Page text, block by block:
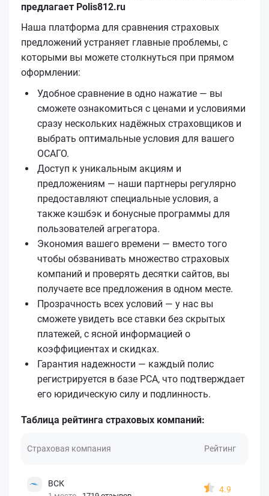
предлагает Polis812.ru
Наша платформа для сравнения страховых
предложений устраняет главные проблемы, с
которыми вы можете столкнуться при прямом
оформлении:
Удобное сравнение в одно нажатие — вы
сможете ознакомиться с ценами и условиями
сразу нескольких надёжных страховщиков и
выбрать оптимальные условия для вашего
ОСАГО.
Доступ к уникальным акциям и
предложениям — наши партнеры регулярно
предоставляют специальные условия, а
также кэшбэк и бонусные программы для
пользователей агрегатора.
Экономия вашего времени — вместо того
чтобы обзванивать множество страховых
компаний и проверять десятки сайтов, вы
получаете все предложения в одном месте.
Прозрачность всех условий — у нас вы
сможете увидеть все ставки без скрытых
платежей, с ясной информацией о
коэффициентах и скидках.
Гарантия надежности — каждый полис
регистрируется в базе РСА, что подтверждает
его юридическую силу и подлинность.
Таблица рейтинга страховых компаний:
Страховая компания Рейтинг
ВСК
4.9